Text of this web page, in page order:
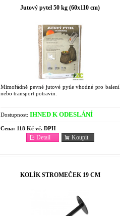
Jutový pytel 50 kg (60x110 cm)
Mimořádně pevné jutové pytle vhodné pro balení
nebo transport potravin.
Dostupnost: IHNED K ODESLÁNÍ
Cena: 118 Kč vč. DPH
Koupit
Detail
KOLÍK STROMEČEK 19 CM